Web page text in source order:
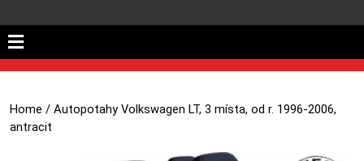
Home / Autopotahy Volkswagen LT, 3 místa, od r. 1996-2006,
antracit